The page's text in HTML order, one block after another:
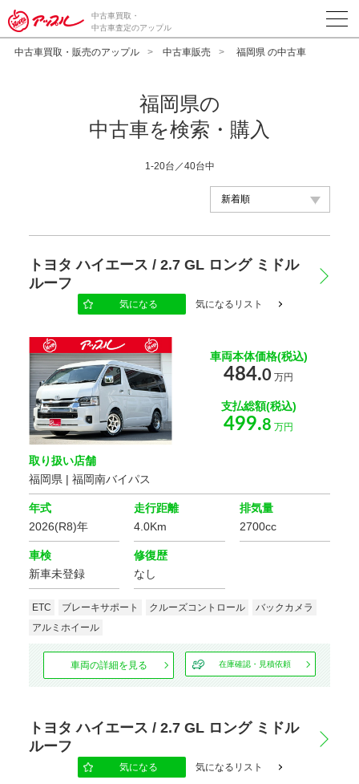
中古車買取・
中古車査定のアップル
中古車買取・販売のアップル 中古車販売 福岡県 の中古車
福岡県の
中古車を検索・購入
1-20台／40台中
年式
車体の色
選択する
価格
排気量
地域
選択する
トヨタ ハイエース / 2.7 GL ロング ミドル
ルーフ
気になる 気になるリスト
車両本体価格(税込)
484.0 万円
支払総額(税込)
499.8 万円
取り扱い店舗
福岡県 | 福岡南バイパス
年式
2026(R8)年
走行距離
4.0Km
排気量
2700cc
車検
新車未登録
修復歴
なし
ETC ブレーキサポート クルーズコントロール
バックカメラ
アルミホイール
車両の詳細を見る 在庫確認・見積依頼
トヨタ ハイエース / 2.7 GL ロング ミドル
ルーフ
気になる 気になるリスト